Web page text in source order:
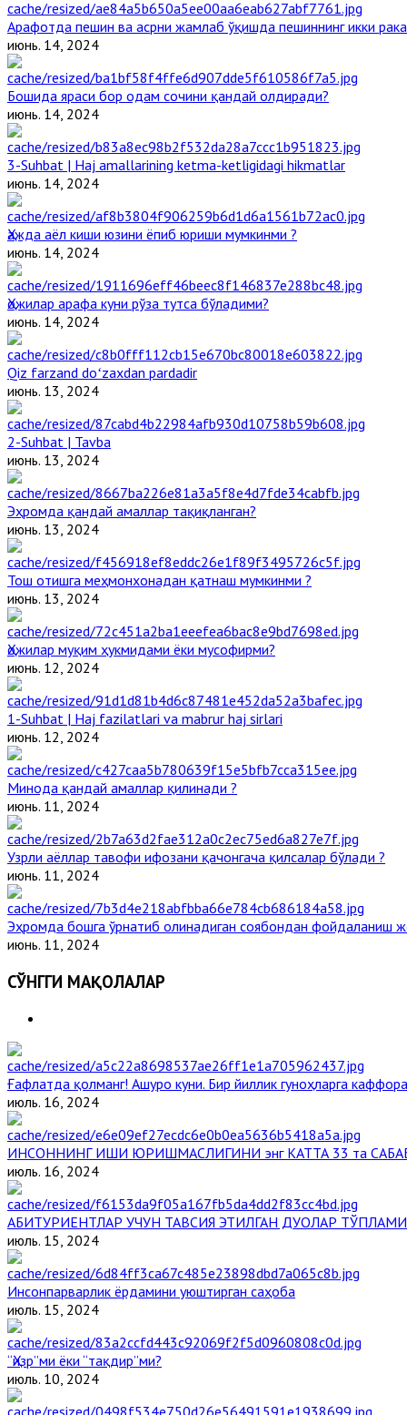
Арафотда пешин ва асрни жамлаб ўқишда пешиннинг икки
июнь. 14, 2024
Бошида яраси бор одам сочини қандай олдиради?
июнь. 14, 2024
3-Suhbat | Haj amallarining ketma-ketligidagi hikmatlar
июнь. 14, 2024
Ҳажда аёл киши юзини ёпиб юриши мумкинми ?
июнь. 14, 2024
Ҳожилар арафа куни рўза тутса бўладими?
июнь. 14, 2024
Qiz farzand doʻzaxdan pardadir
июнь. 13, 2024
2-Suhbat | Tavba
июнь. 13, 2024
Эҳромда қандай амаллар тақиқланган?
июнь. 13, 2024
Тош отишга меҳмонхонадан қатнаш мумкинми ?
июнь. 13, 2024
Ҳожилар муқим ҳукмидами ёки мусофирми?
июнь. 12, 2024
1-Suhbat | Haj fazilatlari va mabrur haj sirlari
июнь. 12, 2024
Минода қандай амаллар қилинади ?
июнь. 11, 2024
Узрли аёллар тавофи ифозани қачонгача қилсалар бўлади ?
июнь. 11, 2024
Эҳромда бошга ўрнатиб олинадиган соябондан фойдаланиш
июнь. 11, 2024
СЎНГГИ МАҚОЛАЛАР
Ғафлатда қолманг! Ашуро куни. Бир йиллик гуноҳларга
июль. 16, 2024
ИНСОННИНГ ИШИ ЮРИШМАСЛИГИНИ энг КАТТА 33 та
июль. 16, 2024
АБИТУРИЕНТЛАР УЧУН ТАВСИЯ ЭТИЛГАН ДУОЛАР ТЎПЛАМИ
июль. 15, 2024
Инсонпарварлик ёрдамини уюштирган саҳоба
июль. 15, 2024
“Ҳизр”ми ёки “тақдир”ми?
июль. 10, 2024